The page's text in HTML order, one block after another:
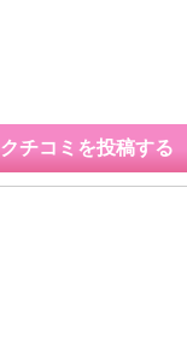
クチコミを投稿する